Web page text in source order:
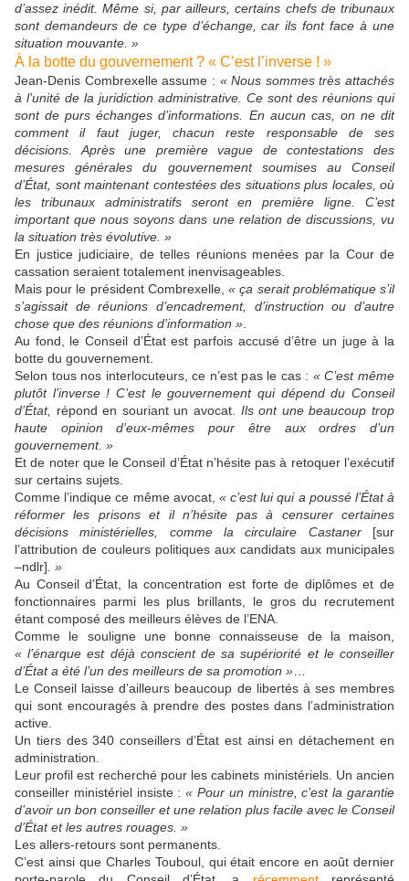
d’assez inédit.Même si, par ailleurs, certains chefs de tribunaux
sont demandeurs de ce type d’échange, car ils font face à une
situation mouvante »
À la botte du gouvernement ? « C’est l’inverse ! »
Jean-Denis Combrexelle assume : «Nous sommes très attachés
à l’unité de la juridiction administrative. Ce sont des réunions qui
sont de purs échanges d’informations. En aucun cas, on ne dit
comment il faut juger, chacun reste responsable de ses
décisions. Après une première vague de contestations des
mesures générales du gouvernement soumises au Conseil
d’État, sont maintenant contestées des situations plus locales, où
les tribunaux administratifs seront en première ligne. C’est
important que nous soyons dans une relation de discussions, vu
la situation très évolutive. »
En justice judiciaire, de telles réunions menées par la Cour de
cassation seraient totalement inenvisageables.
Mais pour le président Combrexelle,« ça serait problématique s’il
s’agissait de réunions d’encadrement, d’instruction ou d’autre
chose que des réunions d’information »
Au fond, le Conseil d’État est parfois accusé d’être un juge à la
botte du gouvernement.
Selon tous nos interlocuteurs, ce n’est pas le cas : « C’est même
plutôt l’inverse ! C’est le gouvernement qui dépend du Conseil
d’État,
répond en souriant un avocat. Ils ont une beaucoup trop
haute opinion d’eux-mêmes pour être aux ordres d’un
gouvernement. »
Et de noter que le Conseil d’État n’hésite pas à retoquer l’exécutif
sur certains sujets.
Comme l’indique ce même avocat, «c’est lui qui a poussé l’État à
réformer les prisons et il n’hésite pas à censurer certaines
décisions ministérielles, comme la circulaire Castaner [sur
l’attribution de couleurs politiques aux candidats aux municipales
–ndlr] . »
Au Conseil d’État, la concentrationest forte de diplômeset de
fonctionnaires parmi les plus brillants le gros du recrutement
étant composé des meilleurs élèves de l’ENA.
Comme le souligne une bonne connaisseuse de la maison,
«l’énarque est déjà conscient de sa supériorité et le conseiller
d’Étata été l’un des meilleurs de sa promotion »
Le Conseil laissed’ailleurs beaucoup de libertés à ses membres
qui sont encouragés à prendre des postes dans l’administration
active
Un tiers des 340 conseillers d’État est ainsi en détachement en
administration.
Leur profil est recherché pour lescabinets ministériels. Unancien
conseiller ministériel insiste :«Pour un ministre, c’est la garantie
d’avoir un bon conseiller etune relation plus facile avec le Conseil
d’État et les autres rouages. »
Les allers-retours sont permanents
C’est ainsi que Charles Touboul, qui était encore en août dernier